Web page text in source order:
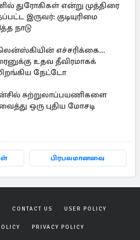
துரோகிகள் என்று முத்திரை
இருவர்: குடியுரிமை
நாடு
எச்சரிக்கை...
உதவ தீவிரமாகக்
நேட்டோ
சுற்றுலாப்பயணிகளை
ஒரு புதிய மோசடி
பிரபலமானவை
CONTACT US USER POLICY
PRIVACY POLICY